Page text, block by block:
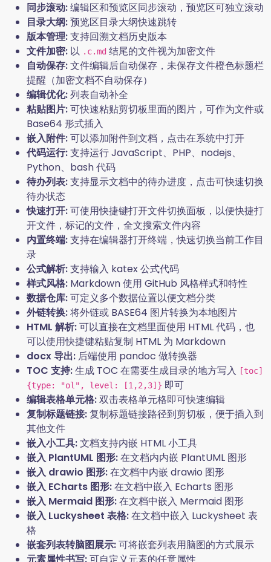
同步滚动:编辑区和预览区同步滚动，预览区可独立滚动
目录大纲:预览区目录大纲快速跳转
版本管理:支持回溯文档历史版本
文件加密: 以 .c.md 结尾的文件视为加密文件
自动保存:文件编辑后自动保存，未保存文件橙色标题栏
提醒（加密文档不自动保存）
编辑优化:列表自动补全
粘贴图片:可快速粘贴剪切板里面的图片，可作为文件或
Base64 形式插入
嵌入附件:可以添加附件到文档，点击在系统中打开
代码运行:支持运行 JavaScript、PHP、nodejs、
Python、bash 代码
待办列表:支持显示文档中的待办进度，点击可快速切换
待办状态
快速打开:可使用快捷键打开文件切换面板，以便快捷打
开文件，标记的文件，全文搜索文件内容
内置终端:支持在编辑器打开终端，快速切换当前工作目
录
公式解析:支持输入 katex 公式代码
样式风格: Markdown 使用 GitHub 风格样式和特性
数据仓库:可定义多个数据位置以便文档分类
外链转换:将外链或 BASE64 图片转换为本地图片
HTML 解析:可以直接在文档里面使用 HTML 代码，也
可以使用快捷键粘贴复制 HTML 为 Markdown
docx 导出: 后端使用 pandoc 做转换器
TOC 支持:生成 TOC 在需要生成目录的地方写入 [toc]
{type: "ol", level: [1,2,3]} 即可
编辑表格单元格:双击表格单元格即可快速编辑
复制标题链接:复制标题链接路径到剪切板，便于插入到
其他文件
嵌入小工具:文档支持内嵌 HTML 小工具
嵌入 PlantUML 图形:在文档内内嵌 PlantUML 图形
嵌入 drawio 图形:在文档中内嵌 drawio 图形
嵌入 ECharts 图形:在文档中嵌入 Echarts 图形
嵌入 Mermaid 图形:在文档中嵌入 Mermaid 图形
嵌入 Luckysheet 表格:在文档中嵌入 Luckysheet 表
格
嵌套列表转脑图展示:可将嵌套列表用脑图的方式展示